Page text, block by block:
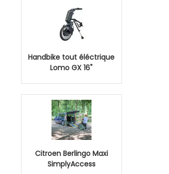
Handbike tout éléctrique
Lomo GX 16"
Citroen Berlingo Maxi
SimplyAccess